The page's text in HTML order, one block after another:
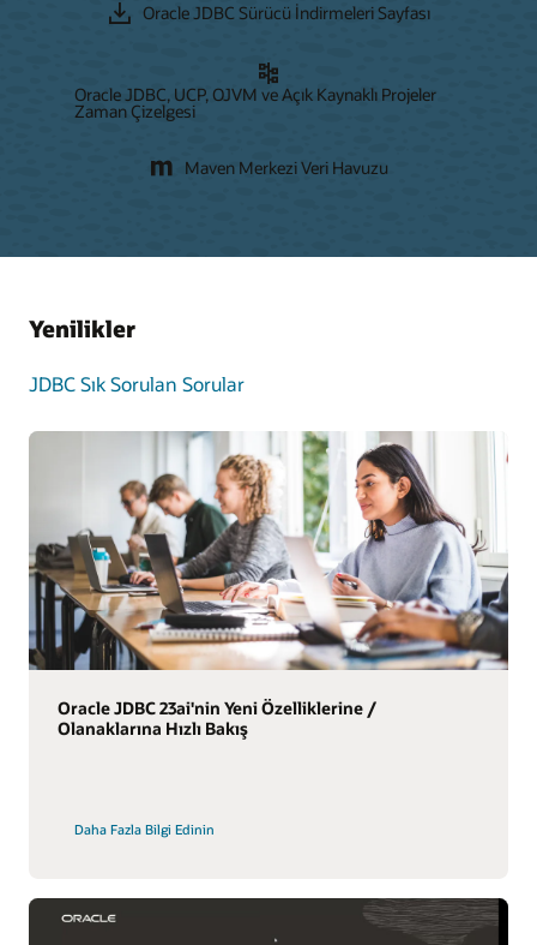
Oracle JDBC Sürücü İndirmeleri Sayfası
Oracle JDBC, UCP, OJVM ve Açık Kaynaklı Projeler
Zaman Çizelgesi
Maven Merkezi Veri Havuzu
Yenilikler
JDBC Sık Sorulan Sorular
Oracle JDBC 23ai'nin Yeni Özelliklerine /
Olanaklarına Hızlı Bakış
Daha Fazla Bilgi Edinin